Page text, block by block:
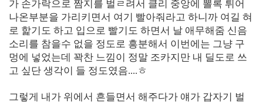
가 손가락으로 짬지를 벌ㄹ려서 클리 중앙에 뽈록 튀어
나온부분을 가리키면서 여기 빨아줘라고 하니까 여길 혀
로 핥기도 하고 입으로 빨기도 하면서 날 애무해줌 신음
소리를 참을수 없을 정도로 흥분해서 이번에는 그냥 구
멍에 넣었는데 꽉찬 느낌이 정말 조카지만 내 딜도로 쓰
고 싶단 생각이 들 정도였음....ㅎ
그렇게 내가 위에서 흔들면서 해주다가 얘가 갑자기 벌